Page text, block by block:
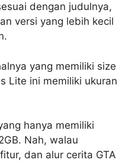
dengan judulnya,
versi yang lebih kecil
yang memiliki size
Lite ini memiliki ukuran
hanya memiliki
Nah, walau
dan alur cerita GTA